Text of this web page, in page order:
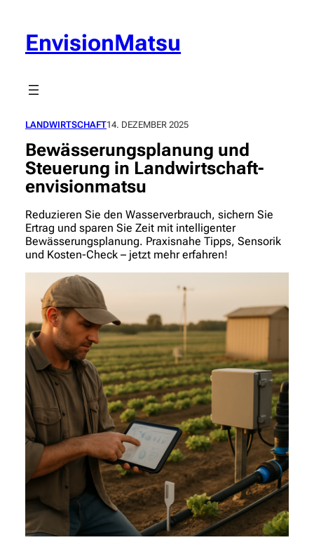
springen
EnvisionMatsu
LANDWIRTSCHAFT14. DEZEMBER 2025
Bewässerungsplanung und
Steuerung in Landwirtschaft-
envisionmatsu
Reduzieren Sie den Wasserverbrauch, sichern Sie
Ertrag und sparen Sie Zeit mit intelligenter
Bewässerungsplanung. Praxisnahe Tipps, Sensorik
und Kosten-Check – jetzt mehr erfahren!